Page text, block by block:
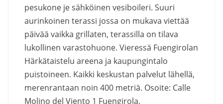
pesukone je sähköinen vesiboileri. Suuri
aurinkoinen terassi jossa on mukava viettää
päivää vaikka grillaten, terassilla on tilava
lukollinen varastohuone. Vieressä Fuengirolan
Härkätaistelu areena ja kaupungintalo
puistoineen. Kaikki keskustan palvelut lähellä,
merenrantaan noin 400 metriä. Osoite: Calle
Molino del Viento 1 Fuengirola.